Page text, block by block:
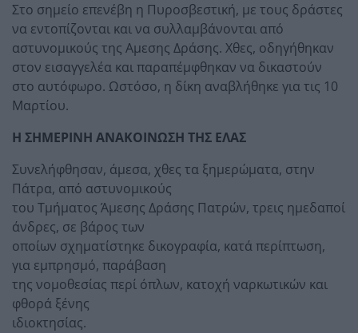
Στο σημείο επενέβη η Πυροσβεστική, με τους δράστες
να εντοπίζονται και να συλλαμβάνονται από
αστυνομικούς της Αμεσης Δράσης. Χθες, οδηγήθηκαν
στον εισαγγελέα και παραπέμφθηκαν να δικαστούν
στο αυτόφωρο. Ωστόσο, η δίκη αναβλήθηκε για τις 10
Μαρτίου.
Η ΣΗΜΕΡΙΝΗ ΑΝΑΚΟΙΝΩΣΗ ΤΗΣ ΕΛΑΣ
Συνελήφθησαν, άμεσα, χθες τα ξημερώματα, στην
Πάτρα, από αστυνομικούς
του Τμήματος Άμεσης Δράσης Πατρών, τρεις ημεδαποί
άνδρες, σε βάρος των
οποίων σχηματίστηκε δικογραφία, κατά περίπτωση,
για εμπρησμό, παράβαση
της νομοθεσίας περί όπλων, κατοχή ναρκωτικών και
φθορά ξένης
ιδιοκτησίας.